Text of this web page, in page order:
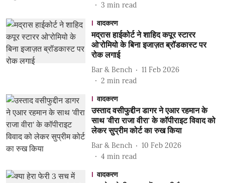
3 min read
वादकरण
मद्रास हाईकोर्ट ने शाहिद कपूर स्टारर
ओ'रोमियो के बिना इजाज़त ब्रॉडकास्ट पर
रोक लगाई
Bar & Bench
11 Feb 2026
2 min read
वादकरण
उस्ताद वसीफुद्दीन डागर ने एआर रहमान के
साथ 'वीरा राजा वीरा' के कॉपीराइट विवाद को
लेकर सुप्रीम कोर्ट का रुख किया
Bar & Bench
10 Feb 2026
4 min read
वादकरण